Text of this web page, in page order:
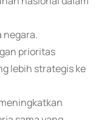
negara.
prioritas
lebih strategis ke